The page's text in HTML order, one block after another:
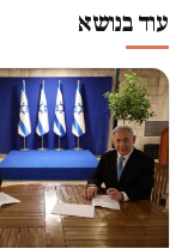
עוד בנושא